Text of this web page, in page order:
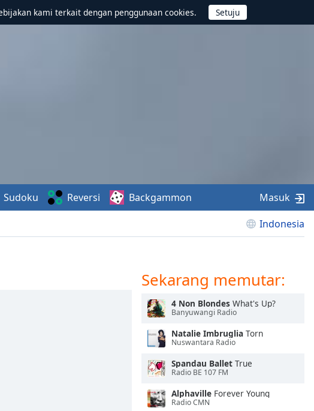
kami terkait dengan penggunaan cookies.
Indonesia
Sudoku Reversi Backgammon Masuk
Sekarang memutar:
4 Non Blondes What's Up?
Banyuwangi Radio
Natalie Imbruglia Torn
Nuswantara Radio
Spandau Ballet True
Radio BE 107 FM
Alphaville Forever Young
Radio CMN